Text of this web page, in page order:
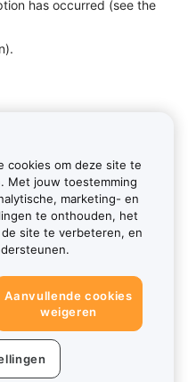
has occurred (see the
.
cookies om deze site te
Met jouw toestemming
marketing- en
te onthouden, het
site te verbeteren, en
Aanvullende cookies
weigeren